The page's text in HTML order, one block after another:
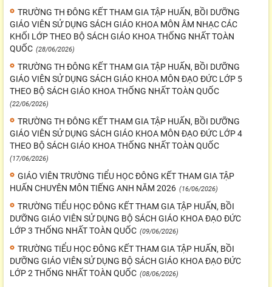
TRƯỜNG TH ĐÔNG KẾT THAM GIA TẬP HUẤN, BỒI DƯỠNG
GIÁO VIÊN SỬ DỤNG SÁCH GIÁO KHOA MÔN ÂM NHẠC CÁC
KHỐI LỚP THEO BỘ SÁCH GIÁO KHOA THỐNG NHẤT TOÀN
QUỐC (28/06/2026)
TRƯỜNG TH ĐÔNG KẾT THAM GIA TẬP HUẤN, BỒI DƯỠNG
GIÁO VIÊN SỬ DỤNG SÁCH GIÁO KHOA MÔN ĐẠO ĐỨC LỚP 5
THEO BỘ SÁCH GIÁO KHOA THỐNG NHẤT TOÀN QUỐC
(22/06/2026)
TRƯỜNG TH ĐÔNG KẾT THAM GIA TẬP HUẤN, BỒI DƯỠNG
GIÁO VIÊN SỬ DỤNG SÁCH GIÁO KHOA MÔN ĐẠO ĐỨC LỚP 4
THEO BỘ SÁCH GIÁO KHOA THỐNG NHẤT TOÀN QUỐC
(17/06/2026)
GIÁO VIÊN TRƯỜNG TIỂU HỌC ĐÔNG KẾT THAM GIA TẬP
HUẤN CHUYÊN MÔN TIẾNG ANH NĂM 2026 (16/06/2026)
TRƯỜNG TIỂU HỌC ĐÔNG KẾT THAM GIA TẬP HUẤN, BỒI
DƯỠNG GIÁO VIÊN SỬ DỤNG BỘ SÁCH GIÁO KHOA ĐẠO ĐỨC
LỚP 3 THỐNG NHẤT TOÀN QUỐC (09/06/2026)
TRƯỜNG TIỂU HỌC ĐÔNG KẾT THAM GIA TẬP HUẤN, BỒI
DƯỠNG GIÁO VIÊN SỬ DỤNG BỘ SÁCH GIÁO KHOA ĐẠO ĐỨC
LỚP 2 THỐNG NHẤT TOÀN QUỐC (08/06/2026)